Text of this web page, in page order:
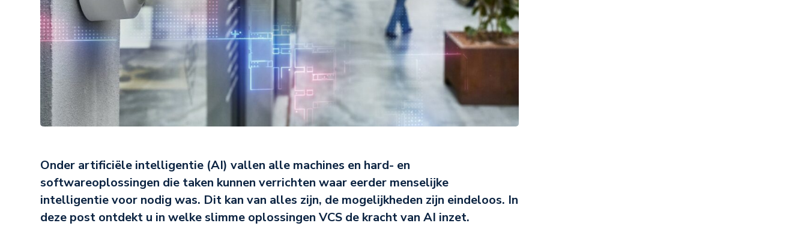
Onder artificiële intelligentie (AI) vallen alle machines en hard- en
softwareoplossingen die taken kunnen verrichten waar eerder menselijke
intelligentie voor nodig was. Dit kan van alles zijn, de mogelijkheden zijn eindeloos. In
deze post ontdekt u in welke slimme oplossingen VCS de kracht van AI inzet.